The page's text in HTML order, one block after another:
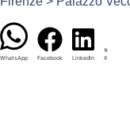
WhatsApp Facebook LinkedIn X